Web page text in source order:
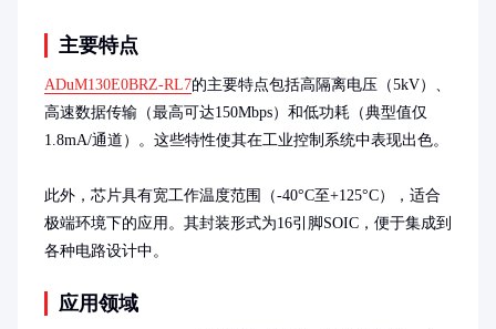
主要特点
ADuM130E0BRZ-RL7的主要特点包括高隔离电压（5kV）、
高速数据传输（最高可达150Mbps）和低功耗（典型值仅
1.8mA/通道）。这些特性使其在工业控制系统中表现出色。
此外，芯片具有宽工作温度范围（-40°C至+125°C），适合
极端环境下的应用。其封装形式为16引脚SOIC，便于集成到
各种电路设计中。
应用领域